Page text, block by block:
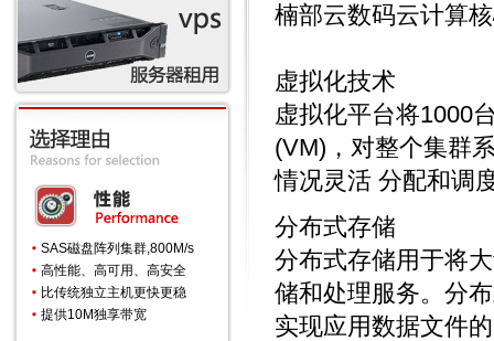
SAS磁盘阵列集群,800M/s
高性能、高可用、高安全
比传统独立主机更快更稳
提供10M独享带宽
楠部云数码云计算
虚拟化技术
虚拟化平台将1000
(VM)，对整个集群
情况灵活 分配和调
分布式存储
分布式存储用于将
储和处理服务。分
实现应用数据文件